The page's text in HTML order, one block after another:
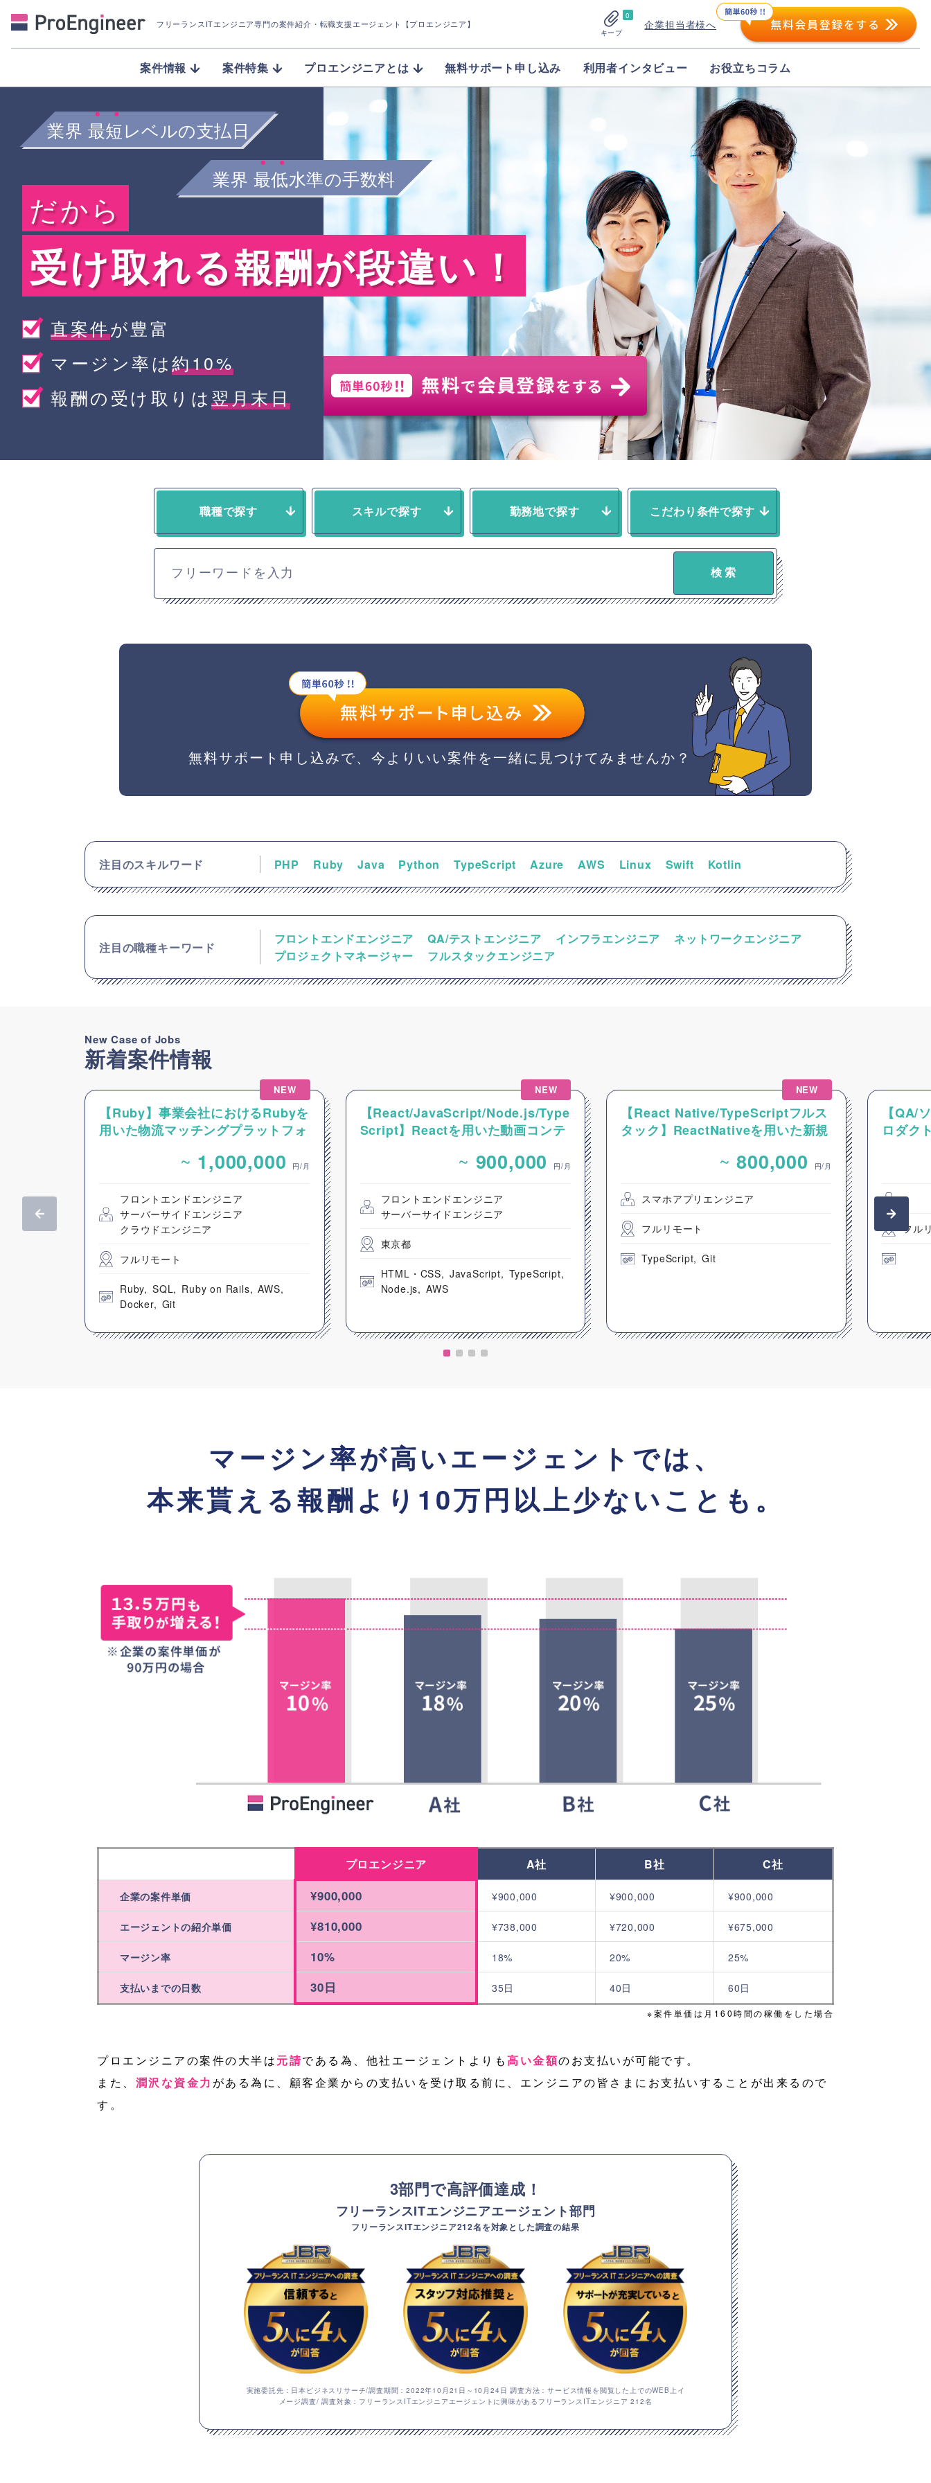
フリーランスITエンジニア専門の案件紹介 ・転職支援エージェント【プロエンジニア】
0
キープ
企業担当者様へ
案件情報 案件特集 プロエンジニアとは 無料サポート申し込み 利用者インタビュー お役立ちコラム
業界 最短レベルの支払日
業界 最低水準の手数料
だから
受け取れる報酬が段違い！
直案件が豊富
マージン率は約10%
報酬の受け取りは翌月末日
職種で探す スキルで探す 勤務地で探す こだわり条件で探す
無料サポート申し込みで、今よりいい案件を一緒に見つけてみませんか？
注目のスキルワード PHP Ruby Java Python TypeScript Azure AWS Linux Swift Kotlin
注目の職種キーワード
フロントエンドエンジニア QA/テストエンジニア インフラエンジニア
ネットワークエンジニア
プロジェクトマネージャー
フルスタックエンジニア
New Case of Jobs
新着案件情報
NEW
【Ruby】事業会社におけるRubyを
用いた物流マッチングプラットフォ
~ 1,000,000 円/月
フロントエンドエンジニア
サーバーサイドエンジニア
クラウドエンジニア
フルリモート
Ruby SQL Ruby on Rails
AWS
Docker
Git
NEW
【React/JavaScript/Node.js/Type
Script】Reactを用いた動画コンテ
~ 900,000 円/月
フロントエンドエンジニア
サーバーサイドエンジニア
東京都
HTML・CSS JavaScript
TypeScript
Node.js
AWS
NEW
【React Native/TypeScriptフルス
タック】ReactNativeを用いた新規
~ 800,000 円/月
スマホアプリエンジニア
フルリモート
TypeScript Git
【QA/
ロダク
フル
マージン率が高いエージェントでは、
本来貰える報酬より 10万円以上少ないことも。
プロエンジニア A社 B社 C社
企業の案件単価 ¥900,000 ¥900,000 ¥900,000 ¥900,000
エージェントの紹介単価 ¥810,000 ¥738,000 ¥720,000 ¥675,000
マージン率 10% 18% 20% 25%
支払いまでの日数 30日 35日 40日 60日
※案件単価は月160時間の稼働をした場合
プロエンジニアの案件の大半は元請である為、他社エージェントよりも高い金額のお支払いが可能です。
また、 潤沢な資金力 がある為に、顧客企業からの支払いを受け取る前に、エンジニアの皆さまにお支払いすることが出来るので
す。
3部門で高評価達成！
フリーランスITエンジニアエージェント部門
フリーランスITエンジニア212名を対象とした調査の結果
実施委託先：日本ビジネスリサーチ/調査期間：2022年10月21日～10月24日 調査方法：サービス情報を閲覧した上でのWEB上イ
メージ調査/ 調査対象：フリーランスITエンジニアエージェントに興味があるフリーランスITエンジニア 212名